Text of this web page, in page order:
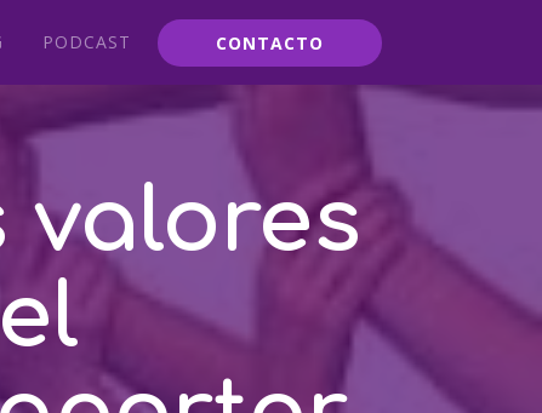
PODCAST CONTACTO
valores